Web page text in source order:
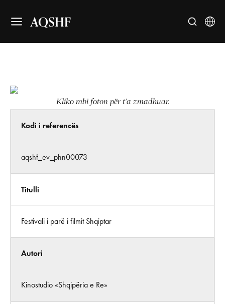
AQSHF
Kliko mbi foton për t’a zmadhuar.
Kodi i referencës
aqshf_ev_phn00073
Titulli
Festivali i parë i filmit Shqiptar
Autori
Kinostudio «Shqipëria e Re»